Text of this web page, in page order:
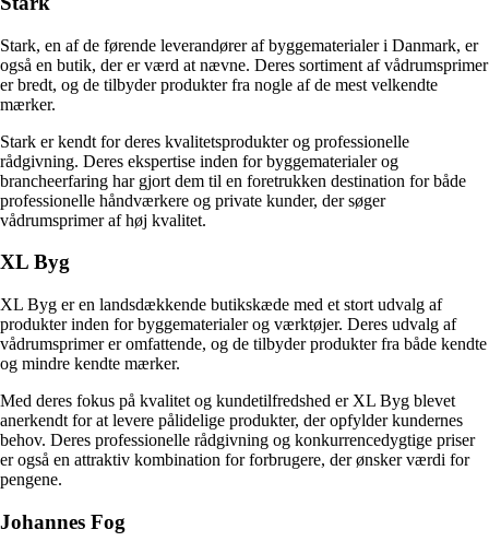
Stark, en af de førende leverandører af byggematerialer i Danmark, er
også en butik, der er værd at nævne. Deres sortiment af vådrumsprimer
er bredt, og de tilbyder produkter fra nogle af de mest velkendte
mærker.
Stark er kendt for deres kvalitetsprodukter og professionelle
rådgivning. Deres ekspertise inden for byggematerialer og
brancheerfaring har gjort dem til en foretrukken destination for både
professionelle håndværkere og private kunder, der søger
vådrumsprimer af høj kvalitet.
XL Byg
XL Byg er en landsdækkende butikskæde med et stort udvalg af
produkter inden for byggematerialer og værktøjer. Deres udvalg af
vådrumsprimer er omfattende, og de tilbyder produkter fra både kendte
og mindre kendte mærker.
Med deres fokus på kvalitet og kundetilfredshed er XL Byg blevet
anerkendt for at levere pålidelige produkter, der opfylder kundernes
behov. Deres professionelle rådgivning og konkurrencedygtige priser
er også en attraktiv kombination for forbrugere, der ønsker værdi for
pengene.
Johannes Fog